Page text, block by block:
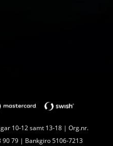
10-12 samt 13-18 | Org.nr.
90 79 | Bankgiro 5106-7213